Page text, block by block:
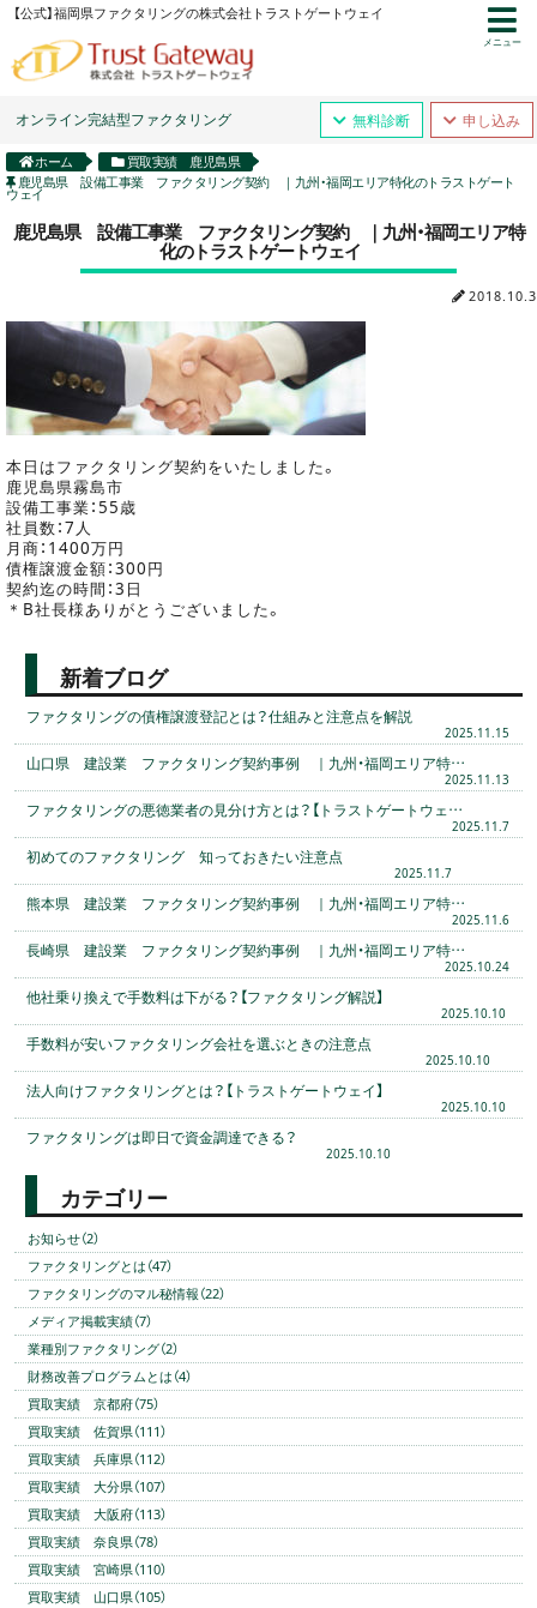
【公式】福岡県ファクタリングの株式会社トラストゲートウェイ
オンライン完結型ファクタリング 無料診断 申し込み
メニュー
ホーム
買取実績 鹿児島県
鹿児島県 設備工事業 ファクタリング契約 ｜九州・福岡エリア特化のトラストゲート
ウェイ
鹿児島県 設備工事業 ファクタリング契約 ｜九州・福岡エリア特
化のトラストゲートウェイ
2018.10.3
本日はファクタリング契約をいたしました。
鹿児島県霧島市
設備工事業：55歳
社員数：7人
月商：1400万円
債権譲渡金額：300円
契約迄の時間：3日
＊B社長様ありがとうございました。
新着ブログ
ファクタリングの債権譲渡登記とは？仕組みと注意点を解説
2025.11.15
山口県 建設業 ファクタリング契約事例 ｜九州・福岡エリア特…
2025.11.13
ファクタリングの悪徳業者の見分け方とは？【トラストゲートウェ…
2025.11.7
初めてのファクタリング 知っておきたい注意点
2025.11.7
熊本県 建設業 ファクタリング契約事例 ｜九州・福岡エリア特…
2025.11.6
長崎県 建設業 ファクタリング契約事例 ｜九州・福岡エリア特…
2025.10.24
他社乗り換えで手数料は下がる？【ファクタリング解説】
2025.10.10
手数料が安いファクタリング会社を選ぶときの注意点
2025.10.10
法人向けファクタリングとは？【トラストゲートウェイ】
2025.10.10
ファクタリングは即日で資金調達できる？
2025.10.10
カテゴリー
お知らせ（2）
ファクタリングとは（47）
ファクタリングのマル秘情報（22）
メディア掲載実績（7）
業種別ファクタリング（2）
財務改善プログラムとは（4）
買取実績 京都府（75）
買取実績 佐賀県（111）
買取実績 兵庫県（112）
買取実績 大分県（107）
買取実績 大阪府（113）
買取実績 奈良県（78）
買取実績 宮崎県（110）
買取実績 山口県（105）